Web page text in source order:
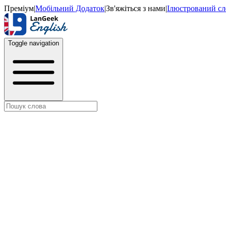
Преміум|Мобільний Додаток|Зв'яжіться з нами|Ілюстрований
Toggle navigation